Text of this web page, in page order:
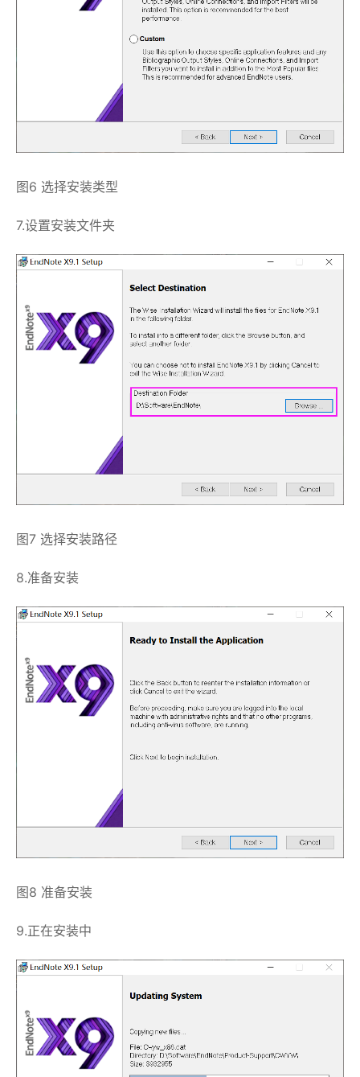
图6 选择安装类型
7.设置安装文件夹
图7 选择安装路径
8.准备安装
图8 准备安装
9.正在安装中